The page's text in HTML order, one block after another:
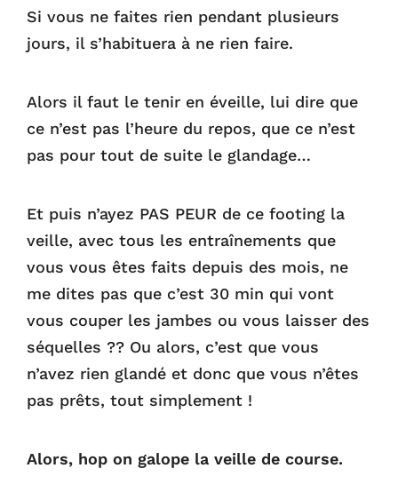
Si vous ne faites rien pendant plusieurs
jours, il s’habituera à ne rien faire.
Alors il faut le tenir en éveille, lui dire que
ce n’est pas l’heure du repos, que ce n’est
pas pour tout de suite le glandage…
Et puis n’ayez PAS PEUR de ce footing la
veille, avec tous les entraînements que
vous vous êtes faits depuis des mois, ne
me dites pas que c’est 30 min qui vont
vous couper les jambes ou vous laisser des
séquelles ?? Ou alors, c’est que vous
n’avez rien glandé et donc que vous n’êtes
pas prêts, tout simplement !
Alors, hop on galope la veille de course.